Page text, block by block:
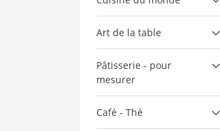
Art de la table
Pâtisserie - pour
mesurer
Café - Thé